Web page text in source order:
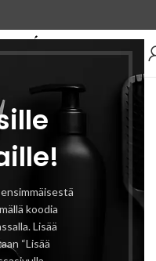
koodia
Lisää
“Lisää